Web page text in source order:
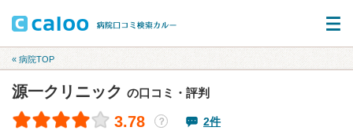
« 病院TOP
源一クリニック の口コミ・評判
3.78 ？ 2件